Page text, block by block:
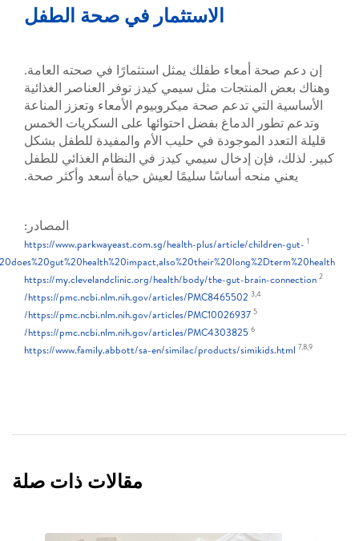
الاستثمار في صحة الطفل
أمعاء طفلك يمثل استثمارًا في صحته العامة.
مثل سيمي كيدز توفر العناصر الغذائية
تدعم صحة ميكروبيوم الأمعاء وتعزز المناعة
الدماغ بفضل احتوائها على السكريات الخمس
الموجودة في حليب الأم والمفيدة للطفل بشكل
إدخال سيمي كيدز في النظام الغذائي للطفل
أساسًا سليمًا لعيش حياة أسعد وأكثر صحة.
https://www.parkwayeast.com.sg/health-plus/article/
.
https://my.clevelandclinic.org/health/body/the-gut-
https://pmc.ncbi.nlm.nih.gov/articles/PMC8465502/
https://pmc.ncbi.nlm.nih.gov/articles/PMC10026937/
https://pmc.ncbi.nlm.nih.gov/articles/PMC4303825/
https://www.family.abbott/sa-en/similac/products/
مقالات ذات صلة